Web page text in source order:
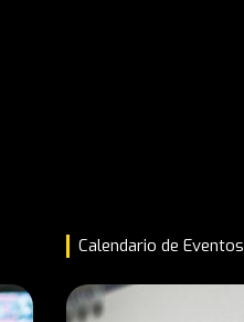
Calendario de Eventos